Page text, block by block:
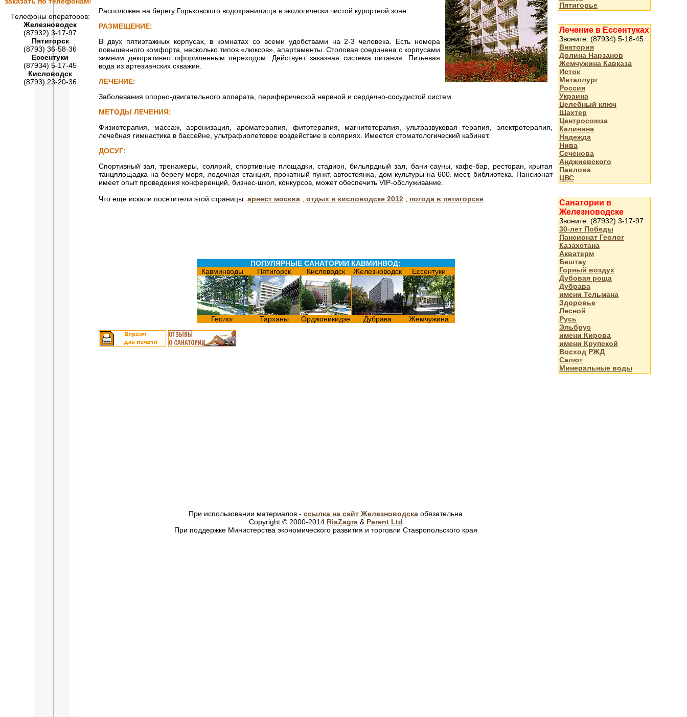
Телефоны операторов:
Железноводск
(87932) 3-17-97
Пятигорск
(8793) 36-58-36
Ессентуки
(87934) 5-17-45
Кисловодск
(8793) 23-20-36
Расположен на берегу Горьковского водохранилища в экологически чистой курортной зоне.
РАЗМЕЩЕНИЕ:
В двух пятиэтажных корпусах, в комнатах со всеми удобствами на 2-3 человека. Есть номера
повышенного комфорта, несколько типов «люксов», апартаменты. Столовая соединена с корпусами
зимним декоративно оформленным переходом. Действует заказная система питания. Питьевая
вода из артезианских скважин.
ЛЕЧЕНИЕ:
Заболевания опорно-двигательного аппарата, периферической нервной и сердечно-сосудистой систем.
МЕТОДЫ ЛЕЧЕНИЯ:
Физиотерапия, массаж, аэронизация, ароматерапия, фитотерапия, магнитотерапия, ультразвуковая терапия, электротерапия,
лечебная гимнастика в бассейне, ультрафиолетовое воздействие в соляриях. Имеется стоматологический кабинет.
ДОСУГ:
Спортивный зал, тренажеры, солярий, спортивные площадки, стадион, бильярдный зал, бани-сауны, кафе-бар, ресторан, крытая
танцплощадка на берегу моря, лодочная станция, прокатный пункт, автостоянка, дом культуры на 600. мест, библиотека. Пансионат
имеет опыт проведения конференций, бизнес-школ, конкурсов, может обеспечить VIP-обслуживание.
Что еще искали посетители этой страницы: арнест москва ; отдых в кисловодске 2012 ; погода в пятигорске
ПОПУЛЯРНЫЕ САНАТОРИИ КАВМИНВОД:
Кавминводы
Пятигорск Кисловодск Железноводск Ессентуки
Геолог Тарханы Орджоникидзе Дубрава Жемчужина
При использовании материалов - ссылка на сайт Железноводска обязательна
Copyright © 2000-2014 RiaZagra& Parent Ltd
При поддержке Министерства экономического развития и торговли Ставропольского края
Пятигорье
Лечение в Ессентуках
Звоните: (87934) 5-18-45
Виктория
Долина Нарзанов
Жемчужина Кавказа
Исток
Металлург
Россия
Украина
Целебный ключ
Шахтер
Центросоюза
Калинина
Надежда
Нива
Сеченова
Анджиевского
Павлова
ЦВС
Санатории в
Железноводске
Звоните: (87932) 3-17-97
30-лет Победы
Пансионат Геолог
Казахстана
Акватерм
Бештау
Горный воздух
Дубовая роща
Дубрава
имени Тельмана
Здоровье
Лесной
Русь
Эльбрус
имени Кирова
имени Крупской
Восход РЖД
Салют
Минеральные воды